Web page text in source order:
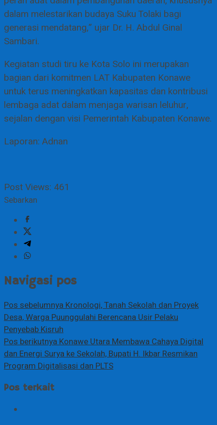
dalam melestarikan budaya Suku Tolaki bagi
generasi mendatang,” ujar Dr. H. Abdul Ginal
Sambari.
Kegiatan studi tiru ke Kota Solo ini merupakan
bagian dari komitmen LAT Kabupaten Konawe
untuk terus meningkatkan kapasitas dan kontribusi
lembaga adat dalam menjaga warisan leluhur,
sejalan dengan visi Pemerintah Kabupaten Konawe.
Laporan: Adnan
Post Views: 461
Sebarkan
Navigasi pos
Pos sebelumnyaKronologi, Tanah Sekolah dan Proyek
Desa, Warga Puunggulahi Berencana Usir Pelaku
Penyebab Kisruh
Pos berikutnyaKonawe Utara Membawa Cahaya Digital
dan Energi Surya ke Sekolah, Bupati H. Ikbar Resmikan
Program Digitalisasi dan PLTS
Pos terkait